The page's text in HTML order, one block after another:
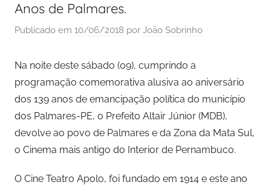
Anos de Palmares.
Publicado em 10/06/2018 por João Sobrinho
Na noite deste sábado (09), cumprindo a
programação comemorativa alusiva ao aniversário
dos 139 anos de emancipação política do município
dos Palmares-PE, o Prefeito Altair Júnior (MDB),
devolve ao povo de Palmares e da Zona da Mata Sul,
o Cinema mais antigo do Interior de Pernambuco.
O Cine Teatro Apolo, foi fundado em 1914 e este ano